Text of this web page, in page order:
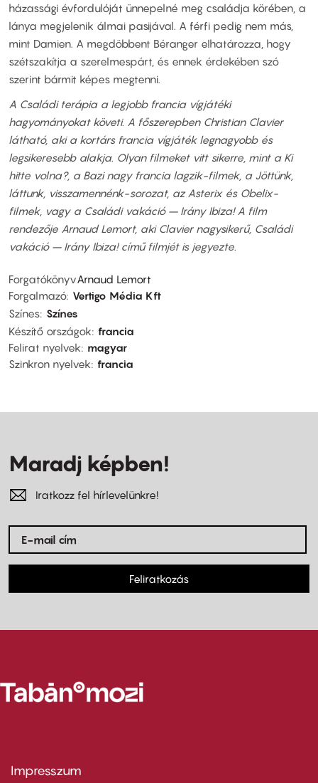
házassági évfordulóját ünnepelné meg családja körében, a
lánya megjelenik álmai pasijával. A férfi pedig nem más,
mint Damien. A megdöbbent Béranger elhatározza, hogy
szétszakítja a szerelmespárt, és ennek érdekében szó
szerint bármit képes megtenni.
A Családi terápia a legjobb francia vígjátéki
hagyományokat követi. A főszerepben Christian Clavier
látható, aki a kortárs francia vígjáték legnagyobb és
legsikeresebb alakja. Olyan filmeket vitt sikerre, mint a Ki
hitte volna?, a Bazi nagy francia lagzik-filmek, a Jöttünk,
láttunk, visszamennénk-sorozat, az Asterix és Obelix-
filmek, vagy a Családi vakáció – Irány Ibiza! A film
rendezője Arnaud Lemort, aki Clavier nagysikerű, Családi
vakáció – Irány Ibiza! című filmjét is jegyezte.
ForgatókönyvArnaud Lemort
Forgalmazó Vertigo Média Kft
Színes Színes
Készítő országok francia
Felirat nyelvek
magyar
Szinkron nyelvek francia
Maradj képben!
Iratkozz fel hírlevelünkre!
Feliratkozás
Footer
Impresszum